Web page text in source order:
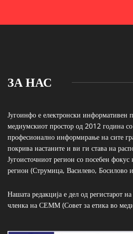
ЗА НАС
Југоинфо е електронски информативен
медиумскиот простор од 2012 година
професионално информирање на сите
покрива настаните и ви ги става на
Југоисточниот регион со посебен
регион (Струмица, Василево, Босилово
Нашата редакција е дел од регистарот
членка на СЕММ (Совет за етика во